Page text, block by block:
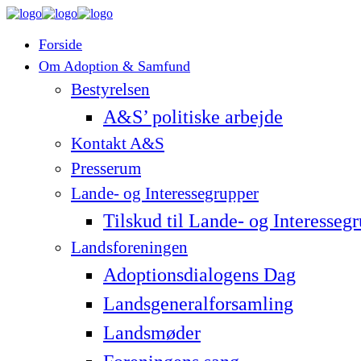
Forside
Om Adoption & Samfund
Bestyrelsen
A&S’ politiske arbejde
Kontakt A&S
Presserum
Lande- og Interessegrupper
Tilskud til Lande- og
Landsforeningen
Adoptionsdialogens Dag
Landsgeneralforsamling
Landsmøder